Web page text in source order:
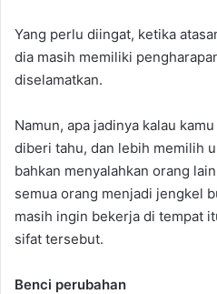
Yang perlu diingat, ketika
dia masih memiliki
diselamatkan.
Namun, apa jadinya kalau
diberi tahu, dan lebih memilih
bahkan menyalahkan orang
semua orang menjadi jengkel
masih ingin bekerja di tempat
sifat tersebut.
Benci perubahan